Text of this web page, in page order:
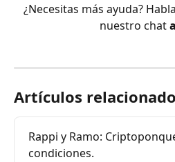
¿Necesitas más ayuda?
nuestro chat
Artículos
Rappi y Ramo:
condiciones.